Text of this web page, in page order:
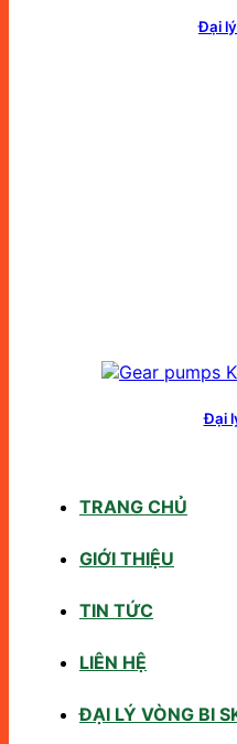
Đại
Đại
TRANG CHỦ
GIỚI THIỆU
TIN TỨC
LIÊN HỆ
ĐẠI LÝ VÒNG BI